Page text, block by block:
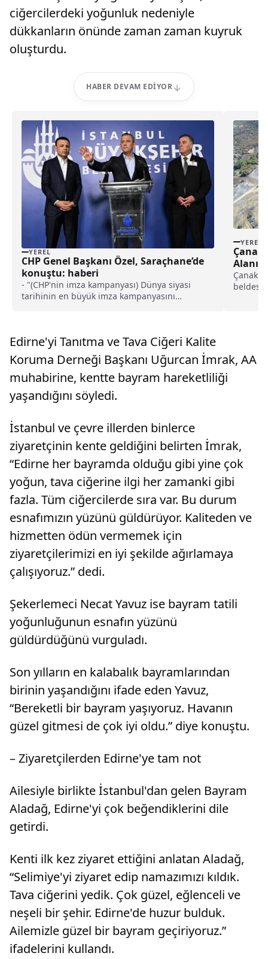
ciğercilerdeki yoğunluk nedeniyle
dükkanların önünde zaman zaman kuyruk
oluşturdu.
HABER DEVAM EDIYOR
YEREL
CHP Genel Başkanı Özel, Saraçhane’de
konuştu: haberi
- "(CHP'nin imza kampanyası) Dünya siyasi
tarihinin en büyük imza kampanyasını
istasyonlarında, karşıdan karşıya geçen
vapurlarda, takalarda bayramlaşıyoruz ve imza
kampanyamızı yoğunlaştırıyoruz"
YEREL
Edirne'yi Tanıtma ve Tava Ciğeri Kalite
Koruma Derneği Başkanı Uğurcan İmrak, AA
muhabirine, kentte bayram hareketliliği
yaşandığını söyledi.
İstanbul ve çevre illerden binlerce
ziyaretçinin kente geldiğini belirten İmrak,
“Edirne her bayramda olduğu gibi yine çok
yoğun, tava ciğerine ilgi her zamanki gibi
fazla. Tüm ciğercilerde sıra var. Bu durum
esnafımızın yüzünü güldürüyor. Kaliteden ve
hizmetten ödün vermemek için
ziyaretçilerimizi en iyi şekilde ağırlamaya
çalışıyoruz.” dedi.
Şekerlemeci Necat Yavuz ise bayram tatili
yoğunluğunun esnafın yüzünü
güldürdüğünü vurguladı.
Son yılların en kalabalık bayramlarından
birinin yaşandığını ifade eden Yavuz,
“Bereketli bir bayram yaşıyoruz. Havanın
güzel gitmesi de çok iyi oldu.” diye konuştu.
– Ziyaretçilerden Edirne'ye tam not
Ailesiyle birlikte İstanbul'dan gelen Bayram
Aladağ, Edirne'yi çok beğendiklerini dile
getirdi.
Kenti ilk kez ziyaret ettiğini anlatan Aladağ,
“Selimiye'yi ziyaret edip namazımızı kıldık.
Tava ciğerini yedik. Çok güzel, eğlenceli ve
neşeli bir şehir. Edirne'de huzur bulduk.
Ailemizle güzel bir bayram geçiriyoruz.”
ifadelerini kullandı.